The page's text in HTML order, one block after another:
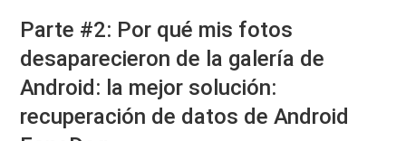
Parte #2: Por qué mis fotos
desaparecieron de la galería de
Android: la mejor solución:
recuperación de datos de Android